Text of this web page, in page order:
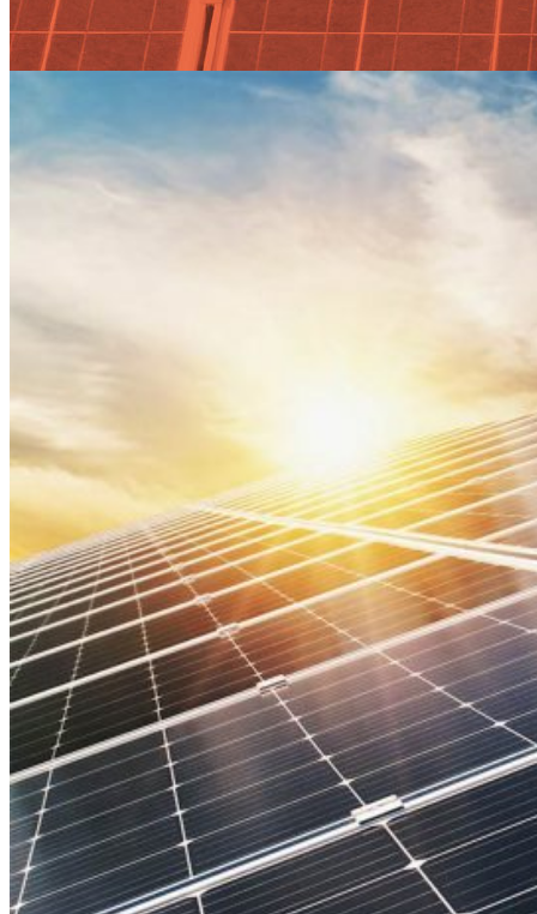
Los beneficios económicos de la
quedar en mano de los grandes
fondos internacionales